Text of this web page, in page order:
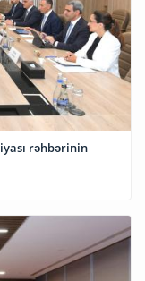
rəhbərinin